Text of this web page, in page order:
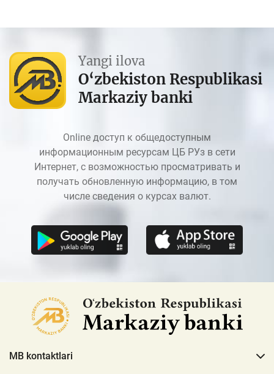
Yangi ilova
O‘zbekiston Respublikasi
Markaziy banki
Online доступ к общедоступным
информационным ресурсам ЦБ РУз в сети
Интернет, с возможностью просматривать и
получать обновленную информацию, в том
числе сведения о курсах валют.
MB kontaktlari